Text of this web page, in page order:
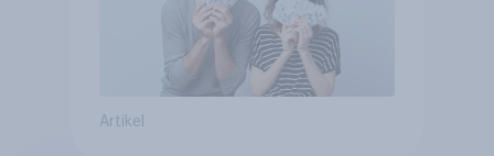
Artikel